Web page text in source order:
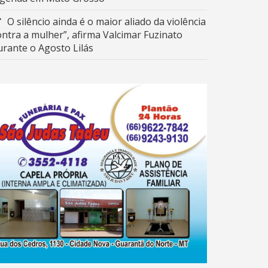
O silêncio ainda é o maior aliado da violência
a mulher”, afirma Valcimar Fuzinato
o Agosto Lilás